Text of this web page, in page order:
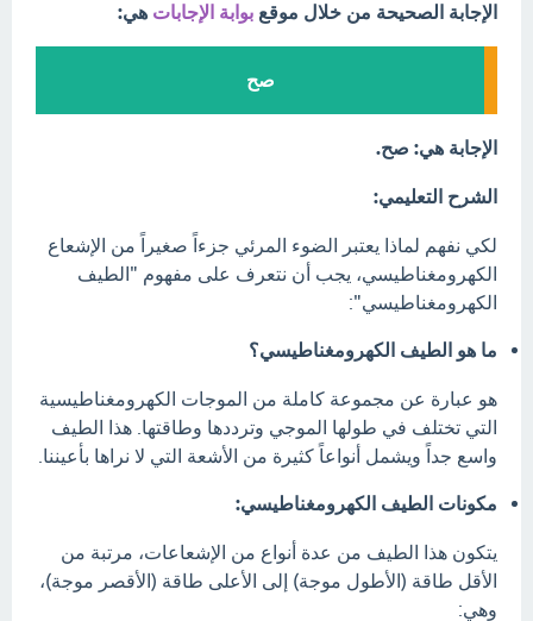
الإجابة الصحيحة من خلال موقع بوابة الإجابات هي:
صح
الإجابة هي: صح.
الشرح التعليمي:
لكي نفهم لماذا يعتبر الضوء المرئي جزءاً صغيراً من الإشعاع
الكهرومغناطيسي، يجب أن نتعرف على مفهوم "الطيف
الكهرومغناطيسي":
ما هو الطيف الكهرومغناطيسي؟
هو عبارة عن مجموعة كاملة من الموجات الكهرومغناطيسية
التي تختلف في طولها الموجي وترددها وطاقتها. هذا الطيف
واسع جداً ويشمل أنواعاً كثيرة من الأشعة التي لا نراها بأعيننا.
مكونات الطيف الكهرومغناطيسي:
يتكون هذا الطيف من عدة أنواع من الإشعاعات، مرتبة من
الأقل طاقة (الأطول موجة) إلى الأعلى طاقة (الأقصر موجة)،
وهي: